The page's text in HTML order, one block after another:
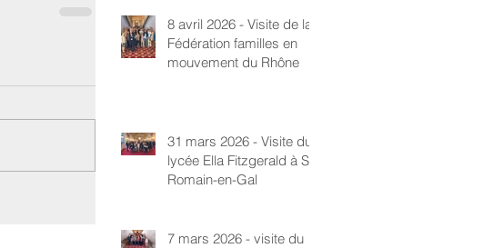
8 avril 2026 - Visite de la
Fédération familles en
mouvement du Rhône
31 mars 2026 - Visite du
lycée Ella Fitzgerald à St-
Romain-en-Gal
7 mars 2026 - visite du